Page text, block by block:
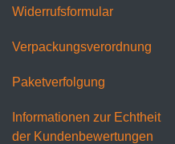
Widerrufsformular
Verpackungsverordnung
Paketverfolgung
Informationen zur Echtheit
der Kundenbewertungen